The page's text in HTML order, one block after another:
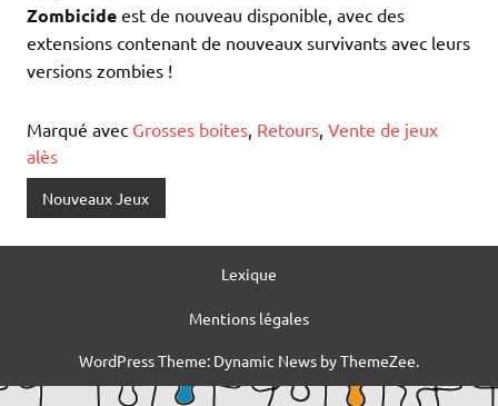
Zombicide est de nouveau disponible, avec des
extensions contenant de nouveaux survivants avec leurs
versions zombies !
Marqué avec Grosses boites, Retours, Vente de jeux
alès
Nouveaux Jeux
Lexique
Mentions légales
WordPress Theme: Dynamic News by ThemeZee.